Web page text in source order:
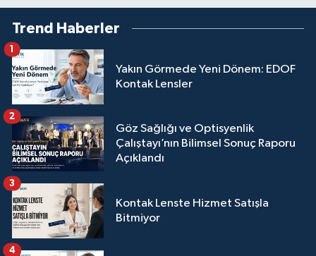
Trend Haberler
Yakın Görmede Yeni Dönem: EDOF
Kontak Lensler
1
Göz Sağlığı ve Optisyenlik
Çalıştayı’nın Bilimsel Sonuç Raporu
Açıklandı
2
Kontak Lenste Hizmet Satışla
Bitmiyor
3
4